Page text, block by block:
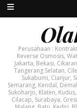
Perusahaan :
Reverse Osmosis,
Jakarta, Bekasi,
Tangerang Selatan,
Sukabumi, Cianjur,
Semarang, Kendal,
Sukoharjo, Klaten,
Cilacap, Surabaya,